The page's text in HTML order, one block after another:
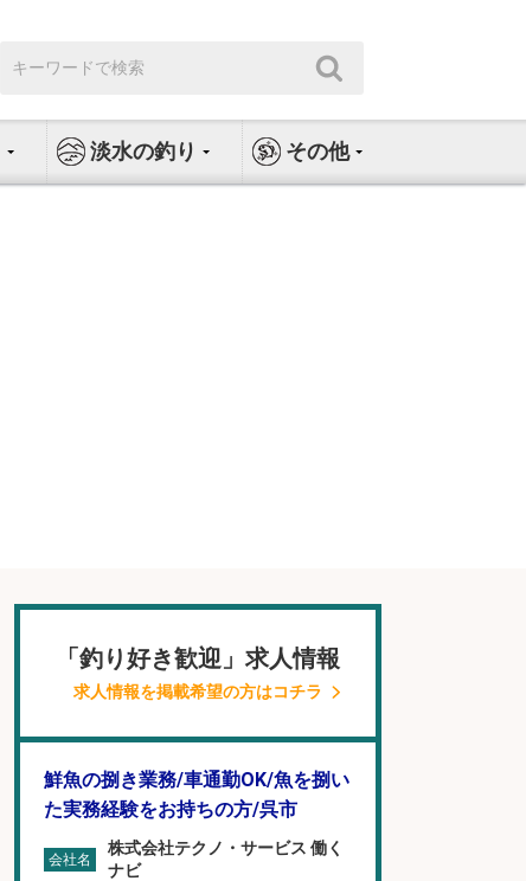
索:
淡水の釣り その他
「釣り好き歓迎」求人情報
求人情報を掲載希望の方はコチラ
鮮魚の捌き業務/車通勤OK/魚を捌い
た実務経験をお持ちの方/呉市
会社名
株式会社テクノ・サービス 働く
ナビ